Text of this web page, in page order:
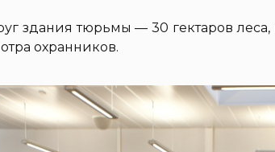
здания тюрьмы — 30 гектаров леса,
охранников.